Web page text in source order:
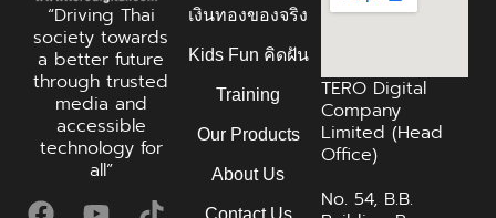
“Driving Thai
society towards
a better future
through trusted
media and
accessible
technology for
all”
เงินทองของจริง
Kids Fun คิดฝัน
Training
Our Products
About Us
Contact Us
TERO Digital
Company
Limited (Head
Office)
No. 54, B.B.